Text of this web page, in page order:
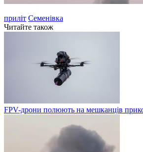
приліт Семенівка
Читайте також
FPV-дрони полюють на мешканців